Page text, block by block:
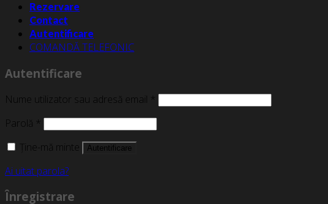
Rezervare
Contact
Autentificare
COMANDĂ TELEFONIC
Autentificare
Nume utilizator sau adresă email *
Parolă *
Ține-mă minte
Autentificare
Ai uitat parola?
Înregistrare